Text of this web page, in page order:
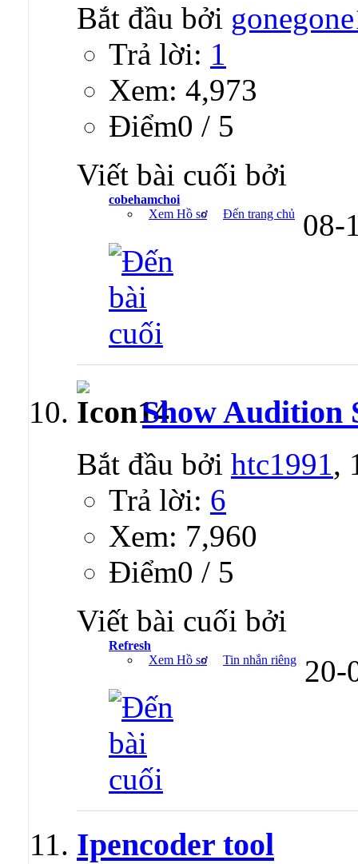
Bắt đầu bởi
Trả lời: 1
Xem: 4,973
Ðiểm0 / 5
Viết bài cuối bởi
cobehamchoi
Xem Hồ sơ
Đến trang chủ 08-
Show Audition
Bắt đầu bởi htc1991,
Trả lời: 6
Xem: 7,960
Ðiểm0 / 5
Viết bài cuối bởi
Refresh
Xem Hồ sơ
Tin nhắn riêng 20-
Ipencoder tool